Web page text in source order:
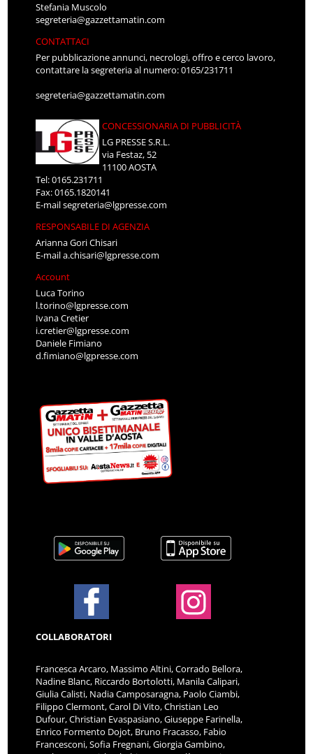
Stefania Muscolo
segreteria@gazzettamatin.com
CONTATTACI
Per pubblicazione annunci, necrologi, offro e cerco lavoro,
contattare la segreteria al numero: 0165/231711
segreteria@gazzettamatin.com
CONCESSIONARIA DI PUBBLICITÀ
LG PRESSE S.R.L.
via Festaz, 52
11100 AOSTA
Tel: 0165.231711
Fax: 0165.1820141
E-mailsegreteria@lgpresse.com
RESPONSABILE DI AGENZIA
Arianna Gori Chisari
E-maila.chisari@lgpresse.com
Account
Luca Torino
l.torino@lgpresse.com
Ivana Cretier
i.cretier@lgpresse.com
Daniele Fimiano
d.fimiano@lgpresse.com
COLLABORATORI
Francesca Arcaro, Massimo Altini, Corrado Bellora,
Nadine Blanc, Riccardo Bortolotti, Manila Calipari,
Giulia Calisti, Nadia Camposaragna, Paolo Ciambi,
Filippo Clermont, Carol Di Vito, Christian Leo
Dufour, Christian Evaspasiano, Giuseppe Farinella,
Enrico Formento Dojot, Bruno Fracasso, Fabio
Francesconi, Sofia Fregnani, Giorgia Gambino,